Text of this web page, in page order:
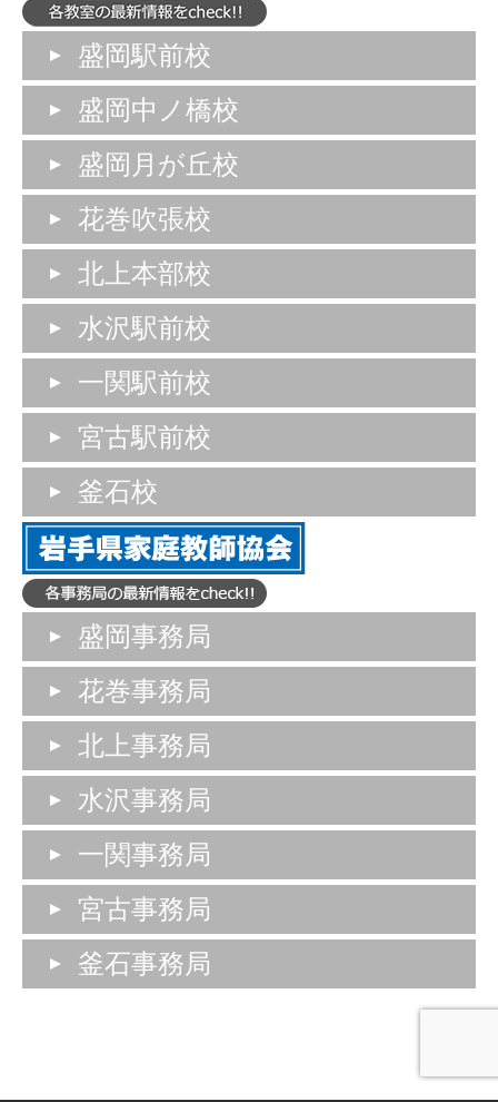
盛岡駅前校
盛岡中ノ橋校
盛岡月が丘校
花巻吹張校
北上本部校
水沢駅前校
一関駅前校
宮古駅前校
釜石校
盛岡事務局
花巻事務局
北上事務局
水沢事務局
一関事務局
宮古事務局
釜石事務局